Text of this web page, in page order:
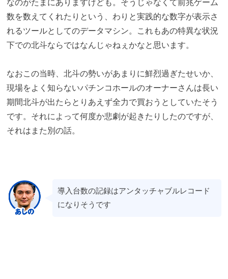
なのがたまにありますけども。そうじゃなくて前兆ゲーム
数を数えてくれたりという、わりと実践的な数字が表示さ
れるツールとしてのデータマシン。これもあの特異な状況
下での北斗ならではなんじゃねぇかなと思います。
なおこの当時、北斗の勢いがあまりに鮮烈過ぎたせいか、
現場をよく知らないパチンコホールのオーナーさんは長い
期間北斗が出たらとりあえず全力で買おうとしていたそう
です。それによって何度か悲劇が起きたりしたのですが、
それはまた別の話。
導入台数の記録はアンタッチャブルレコード
になりそうです